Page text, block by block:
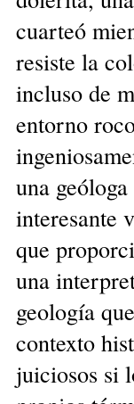
cuarteó
resiste la
incluso de
entorno
una
interesante
que
una
geología
contexto
juiciosos si